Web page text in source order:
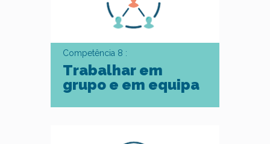
Competência 8 :
Trabalhar em
grupo e em equipa